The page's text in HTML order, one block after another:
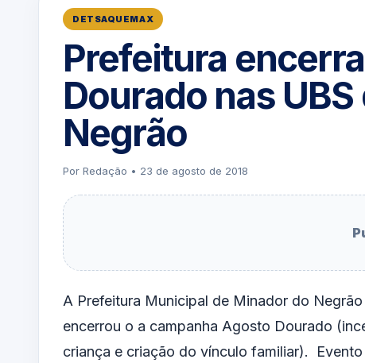
DETSAQUEMAX
Prefeitura
Dourado nas
Negrão
Por Redação • 23 de agosto de 2018
A Prefeitura Municipal de Minador do
encerrou o a campanha Agosto Dourado
criança e criação do vínculo familiar).